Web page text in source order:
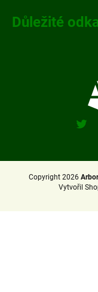
Důležité
sitě
X
Vytvořil
Copyright 2026